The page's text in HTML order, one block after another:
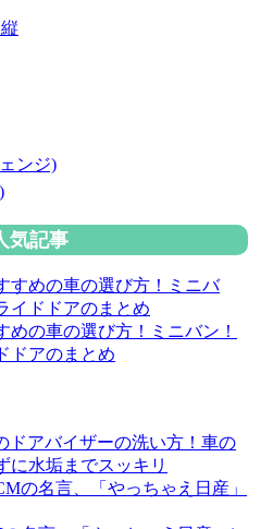
ンジ)
気記事
めの車の選び方！ミニバン！
ドアのまとめ
ドアバイザーの洗い方！車の
に水垢までスッキリ